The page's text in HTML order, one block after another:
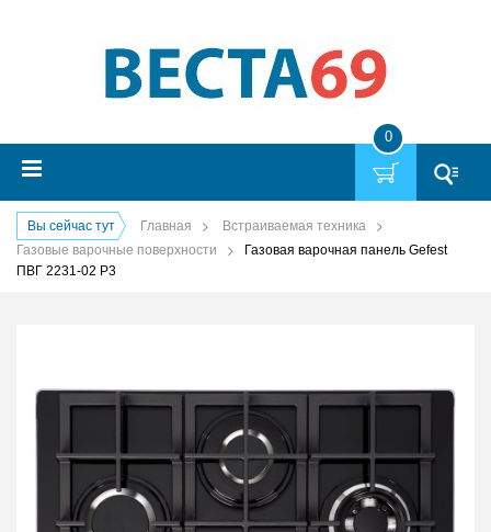
0
Вы сейчас тут Главная
Встраиваемая техника
Газовые варочные поверхности
Газовая варочная панель Gefest
ПВГ 2231-02 Р3